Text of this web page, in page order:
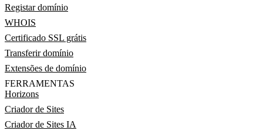
Registar domínio
WHOIS
Certificado SSL grátis
Transferir domínio
Extensões de domínio
FERRAMENTAS
Horizons
Criador de Sites
Criador de Sites IA